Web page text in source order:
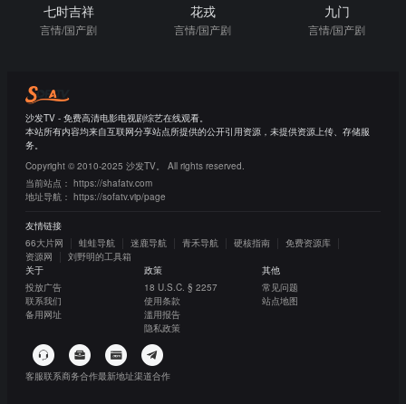
七时吉祥
言情/国产剧
花戎
言情/国产剧
九门
言情/国产剧
沙发TV - 免费高清电影电视剧综艺在线观看。
本站所有内容均来自互联网分享站点所提供的公开引用资源，未提供资源上传、存储服
务。
Copyright © 2010-2025 沙发TV。 All rights reserved.
当前站点： https://shafatv.com
地址导航： https://sofatv.vip/page
友情链接
66大片网
蛙蛙导航 迷鹿导航 青禾导航 硬核指南
免费资源库
资源网
刘野明的工具箱
关于
投放广告
联系我们
备用网址
政策
18 U.S.C. § 2257
使用条款
滥用报告
隐私政策
其他
常见问题
站点地图
客服联系商务合作最新地址渠道合作